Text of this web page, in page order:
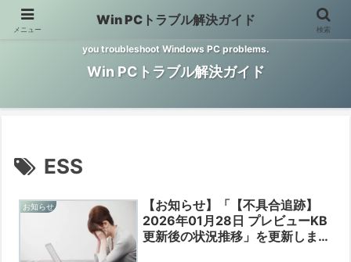
Windows PCのトラブル解決をお手伝いするサイトです。 This site helps
you troubleshoot Windows PC problems.
Win PCトラブル解決ガイド
ESS
お知らせ
【お知らせ】「【不具合追跡】
2026年01月28日 プレビューKB
更新後の状況推移」を更新しまし
メニュー
Win PCトラブル解決ガイド
検索